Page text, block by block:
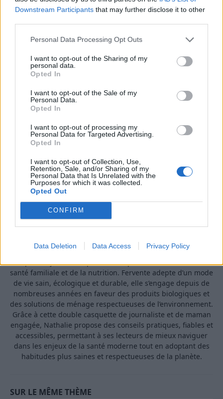
Downstream Participants that may further disclose it to other
Personal Data Processing Opt Outs
I want to opt-out of the Sharing of my
personal data.
Opted In
I want to opt-out of the Sale of my
Personal Data.
Opted In
I want to opt-out of processing my
Personal Data for Targeted Advertising.
Opted In
I want to opt-out of Collection, Use,
Retention, Sale, and/or Sharing of my
Personal Data that Is Unrelated with the
Purposes for which it was collected.
Opted Out
CONFIRM
Data Deletion Data Access Privacy Policy
Voilà, vous avez maintenant tous les secrets en main !
êtes prêt à débuter un entraînement complet,
économique, et adapté à tous les niveaux. Alors,
pourquoi attendre ?
Transformez votre salon en
ASTUCES
A propos Nathalie Leclerc2950 Articles
Nathalie Leclerc est une journaliste spécialisée en santé et
médecine. Mère de deux enfants, elle allie une solide
expertise journalistique à une expérience concrète de la
santé familiale et de la nutrition. Fervente adepte d’un mode
de vie sain, écologique et durable, elle s’engage depuis de
nombreuses années en faveur des produits biologiques et
des solutions de ménage respectueuses de l’environnement.
Grâce à cette double casquette de journaliste et de maman
engagée, Nathalie propose des conseils pratiques, fiables et
accessibles, permettant à ses lecteurs de mieux naviguer
dans les enjeux de la santé moderne tout en adoptant des
habitudes plus saines et respectueuses de la planète.
SUR LE MÊME THÈME